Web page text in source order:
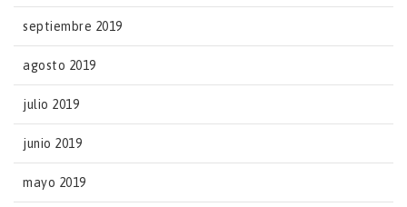
septiembre 2019
agosto 2019
julio 2019
junio 2019
mayo 2019